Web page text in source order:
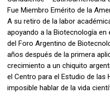
Fue Miembro Emérito de la
A su retiro de la labor
apoyando a la Biotecnología
del Foro Argentino de
años después de la primera
crecimiento a un chiquito
el Centro para el Estudio de las
imposible hablar de la vida